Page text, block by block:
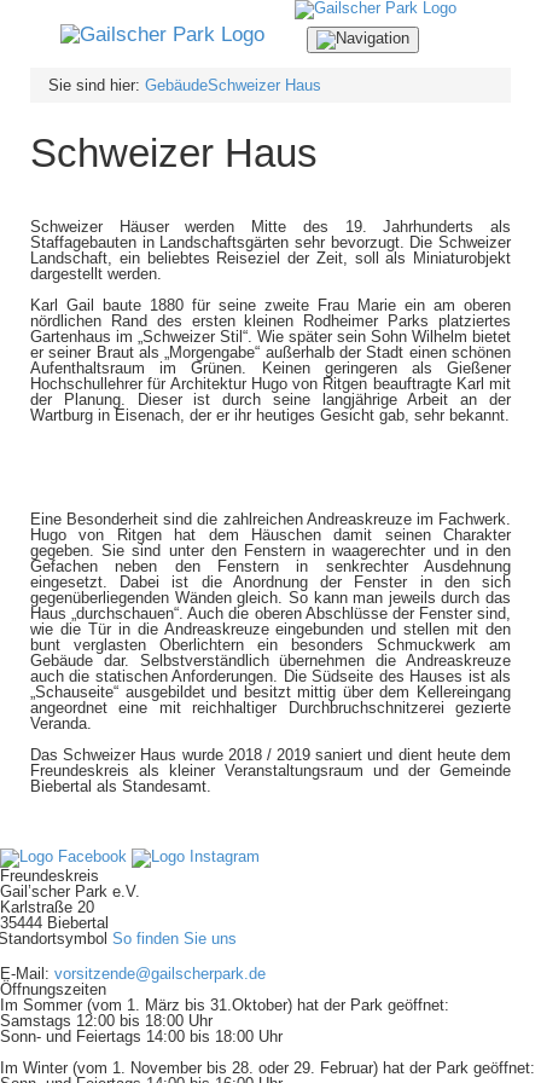
Navigation
ein-/ausblenden
Sie sind hier: GebäudeSchweizer Haus
Schweizer Haus
Schweizer Häuser werden Mitte des 19. Jahrhunderts als
Staffagebauten in Landschaftsgärten sehr bevorzugt. Die Schweizer
Landschaft, ein beliebtes Reiseziel der Zeit, soll als Miniaturobjekt
dargestellt werden.
Karl Gail baute 1880 für seine zweite Frau Marie ein am oberen
nördlichen Rand des ersten kleinen Rodheimer Parks platziertes
Gartenhaus im „Schweizer Stil“. Wie später sein Sohn Wilhelm bietet
er seiner Braut als „Morgengabe“ außerhalb der Stadt einen schönen
Aufenthaltsraum im Grünen. Keinen geringeren als Gießener
Hochschullehrer für Architektur Hugo von Ritgen beauftragte Karl mit
der Planung. Dieser ist durch seine langjährige Arbeit an der
Wartburg in Eisenach, der er ihr heutiges Gesicht gab, sehr bekannt.
Eine Besonderheit sind die zahlreichen Andreaskreuze im Fachwerk.
Hugo von Ritgen hat dem Häuschen damit seinen Charakter
gegeben. Sie sind unter den Fenstern in waagerechter und in den
Gefachen neben den Fenstern in senkrechter Ausdehnung
eingesetzt. Dabei ist die Anordnung der Fenster in den sich
gegenüberliegenden Wänden gleich. So kann man jeweils durch das
Haus „durchschauen“. Auch die oberen Abschlüsse der Fenster sind,
wie die Tür in die Andreaskreuze eingebunden und stellen mit den
bunt verglasten Oberlichtern ein besonders Schmuckwerk am
Gebäude dar. Selbstverständlich übernehmen die Andreaskreuze
auch die statischen Anforderungen. Die Südseite des Hauses ist als
„Schauseite“ ausgebildet und besitzt mittig über dem Kellereingang
angeordnet eine mit reichhaltiger Durchbruchschnitzerei gezierte
Veranda.
Das Schweizer Haus wurde 2018 / 2019 saniert und dient heute dem
Freundeskreis als kleiner Veranstaltungsraum und der Gemeinde
Biebertal als Standesamt.
Freundeskreis
Gail’scher Park e.V.
Karlstraße 20
35444 Biebertal
So finden Sie uns
E-Mail: vorsitzende@gailscherpark.de
Öffnungszeiten
Im Sommer (vom 1. März bis 31.Oktober) hat der Park geöffnet:
Samstags 12:00 bis 18:00 Uhr
Sonn- und Feiertags 14:00 bis 18:00 Uhr
Im Winter (vom 1. November bis 28. oder 29. Februar) hat der Park geöffnet: